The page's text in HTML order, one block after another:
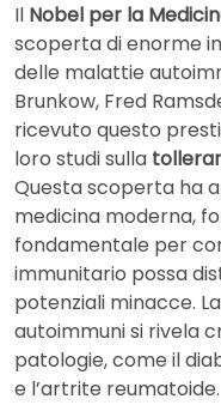
Il Nobel per la
scoperta di enorme
delle malattie
Brunkow, Fred
ricevuto questo
loro studi sulla
Questa scoperta ha
medicina moderna,
fondamentale per
immunitario possa
potenziali minacce.
autoimmuni si rivela
patologie, come il
e l’artrite reumatoide.